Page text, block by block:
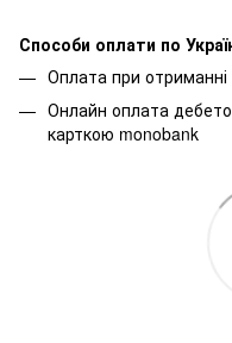
Способи оплати по
Оплата при отриманні
Онлайн оплата
карткою monobank